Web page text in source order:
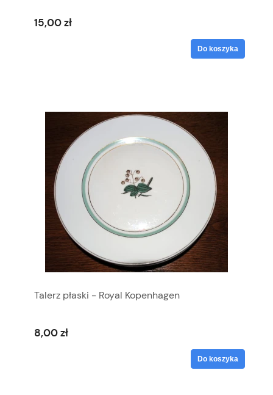
15,00 zł
Do koszyka
Talerz płaski - Royal Kopenhagen
8,00 zł
Do koszyka